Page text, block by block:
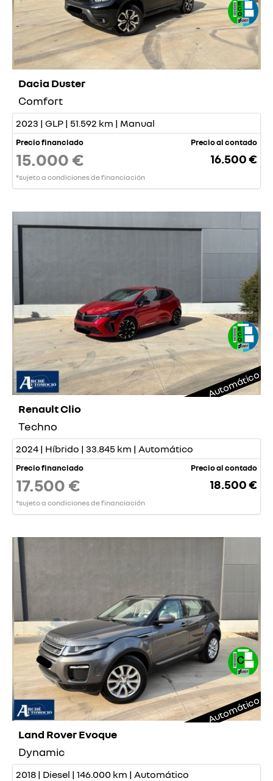
Dacia Duster
Comfort
2023 | GLP | 51.592 km | Manual
Precio financiado
15.000 €
*sujeto a condiciones de financiación
Precio al contado
16.500 €
Automático
Renault Clio
Techno
2024 | Híbrido | 33.845 km | Automático
Precio financiado
17.500 €
*sujeto a condiciones de financiación
Precio al contado
18.500 €
Automático
Land Rover Evoque
Dynamic
2018 | Diesel | 146.000 km | Automático